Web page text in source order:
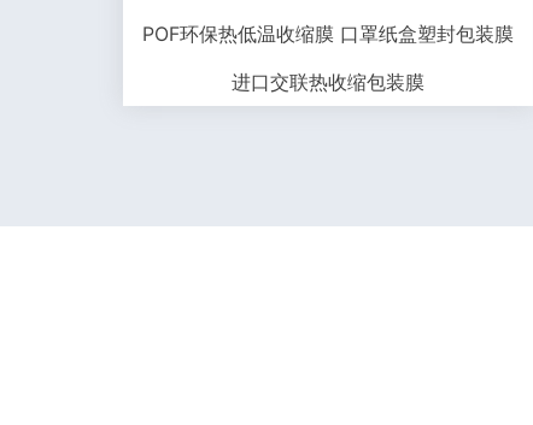
POF环保热低温收缩膜 口罩纸盒塑封包装膜
进口交联热收缩包装膜